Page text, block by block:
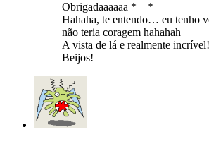
Obrigadaaaaaa *—*
Hahaha, te entendo… eu tenho
não teria coragem hahahah
A vista de lá e realmente incrível!
Beijos!